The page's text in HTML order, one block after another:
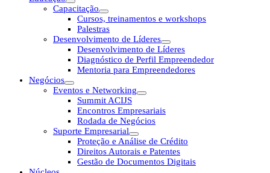
Capacitação
Cursos, treinamentos e workshops
Palestras
Desenvolvimento de Líderes
Desenvolvimento de Líderes
Diagnóstico de Perfil Empreendedor
Mentoria para Empreendedores
Negócios
Eventos e Networking
Summit ACIJS
Encontros Empresariais
Rodada de Negócios
Suporte Empresarial
Proteção e Análise de Crédito
Direitos Autorais e Patentes
Gestão de Documentos Digitais